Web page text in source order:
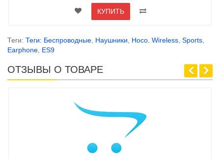
КУПИТЬ
Теги: Теги: Беспроводные Наушники Hoco Wireless Sports
Earphone ES9
ОТЗЫВЫ О ТОВАРЕ